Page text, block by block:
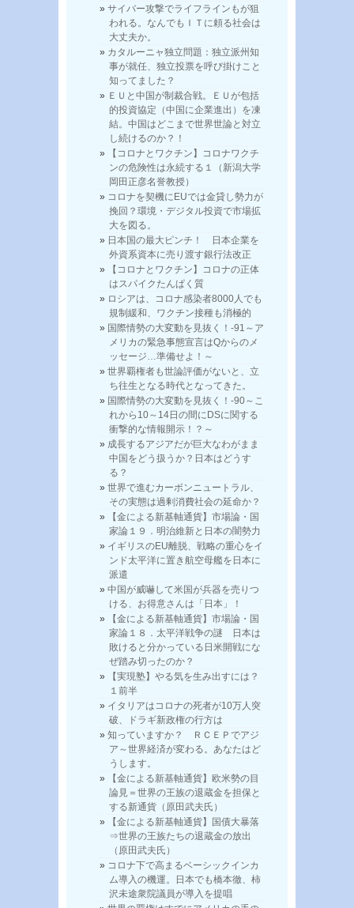
サイバー攻撃でライフラインもが狙
われる。なんでもＩＴに頼る社会は
大丈夫か。
カタルーニャ独立問題：独立派州知
事が就任、独立投票を呼び掛けこと
知ってました？
ＥＵと中国が制裁合戦。ＥＵが包括
的投資協定（中国に企業進出）を凍
結。中国はどこまで世界世論と対立
し続けるのか？！
【コロナとワクチン】コロナワクチ
ンの危険性は永続する１（新潟大学
岡田正彦名誉教授）
コロナを契機にEUでは金貸し勢力が
挽回？環境・デジタル投資で市場拡
大を図る。
日本国の最大ピンチ！ 日本企業を
外資系資本に売り渡す銀行法改正
【コロナとワクチン】コロナの正体
はスパイクたんぱく質
ロシアは、コロナ感染者8000人でも
規制緩和、ワクチン接種も消極的
国際情勢の大変動を見抜く！-91～ア
メリカの緊急事態宣言はQからのメ
ッセージ…準備せよ！～
世界覇権者も世論評価がないと、立
ち往生となる時代となってきた。
国際情勢の大変動を見抜く！-90～こ
れから10～14日の間にDSに関する
衝撃的な情報開示！？～
成長するアジアだが巨大なわがまま
中国をどう扱うか？日本はどうす
る？
世界で進むカーボンニュートラル、
その実態は過剰消費社会の延命か？
【金による新基軸通貨】市場論・国
家論１９．明治維新と日本の闇勢力
イギリスのEU離脱、戦略の重心をイ
ンド太平洋に置き航空母艦を日本に
派遣
中国が威嚇して米国が兵器を売りつ
ける、お得意さんは「日本」！
【金による新基軸通貨】市場論・国
家論１８．太平洋戦争の謎 日本は
敗けると分かっている日米開戦にな
ぜ踏み切ったのか？
【実現塾】やる気を生み出すには？
１前半
イタリアはコロナの死者が10万人突
破、ドラギ新政権の行方は
知っていますか？ ＲＣＥＰでアジ
ア～世界経済が変わる。あなたはど
うします。
【金による新基軸通貨】欧米勢の目
論見＝世界の王族の退蔵金を担保と
する新通貨（原田武夫氏）
【金による新基軸通貨】国債大暴落
⇒世界の王族たちの退蔵金の放出
（原田武夫氏）
コロナ下で高まるベーシックインカ
ム導入の機運。日本でも橋本徹、柿
沢未途衆院議員が導入を提唱